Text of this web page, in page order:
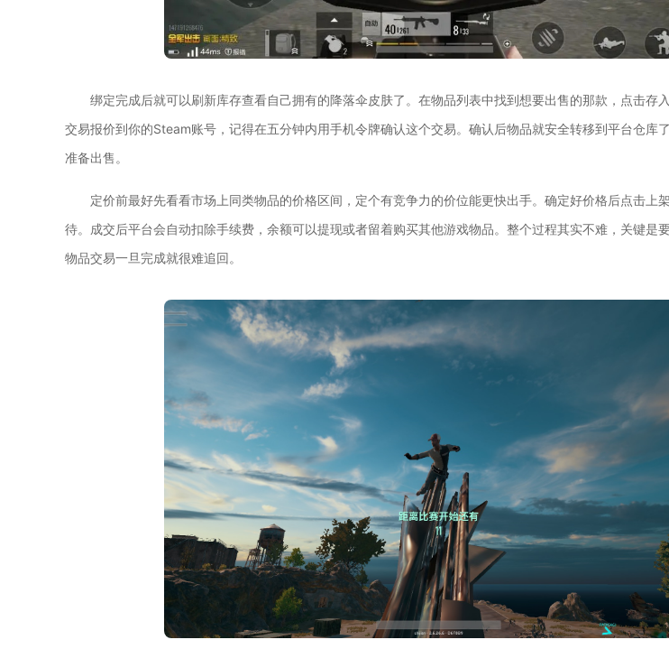
绑定完成后就可以刷新库存查看自己拥有的降落伞皮肤了。在物品列表中找到想要出售的那款，点击存
交易报价到你的Steam账号，记得在五分钟内用手机令牌确认这个交易。确认后物品就安全转移到平台仓库
准备出售。
定价前最好先看看市场上同类物品的价格区间，定个有竞争力的价位能更快出手。确定好价格后点击上
待。成交后平台会自动扣除手续费，余额可以提现或者留着购买其他游戏物品。整个过程其实不难，关键是
物品交易一旦完成就很难追回。